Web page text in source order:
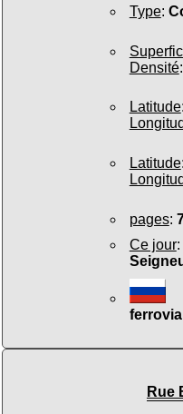
Type:
Densité:
Latitude:
Latitude:
pages:
Ce jour:
Rue